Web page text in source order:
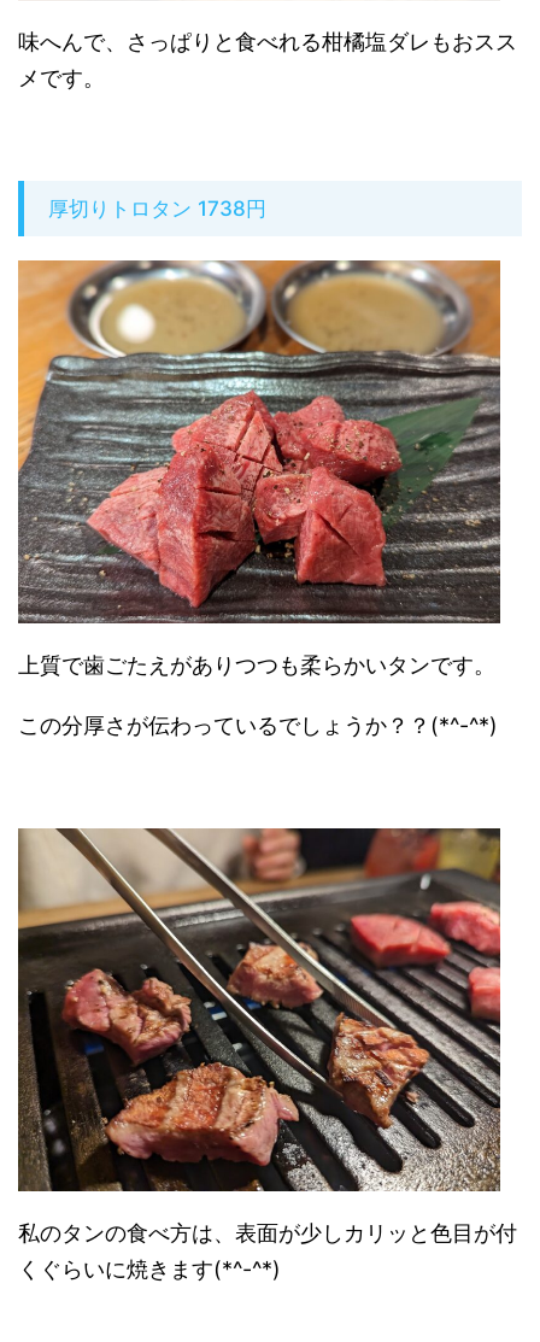
味へんで、さっぱりと食べれる柑橘塩ダレもおスス
メです。
厚切りトロタン 1738円
上質で歯ごたえがありつつも柔らかいタンです。
この分厚さが伝わっているでしょうか？？(*^-^*)
私のタンの食べ方は、表面が少しカリッと色目が付
くぐらいに焼きます(*^-^*)